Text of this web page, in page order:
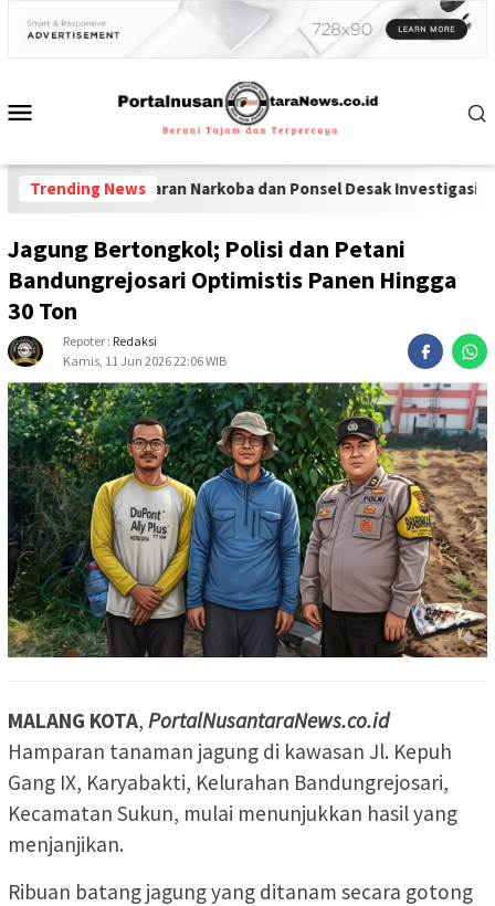
Trending News
Narkoba dan Ponsel Desak Investigasi Menyeluruh di
Jagung Bertongkol; Polisi dan Petani
Bandungrejosari Optimistis Panen Hingga
30 Ton
Repoter : Redaksi
Kamis, 11 Jun 2026 22:06 WIB
MALANG KOTA, PortalNusantaraNews.co.id
Hamparan tanaman jagung di kawasan Jl. Kepuh
Gang IX, Karyabakti, Kelurahan Bandungrejosari,
Kecamatan Sukun, mulai menunjukkan hasil yang
menjanjikan.
Ribuan batang jagung yang ditanam secara gotong